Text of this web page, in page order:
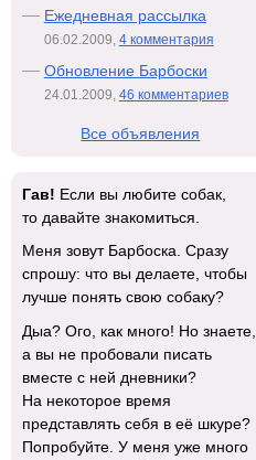
Ежедневная рассылка
06.02.2009, 4 комментария
Обновление Барбоски
24.01.2009, 46 комментариев
Все объявления
Гав! Если вы любите собак,
то давайте знакомиться.
Меня зовут Барбоска. Сразу
спрошу: что вы делаете, чтобы
лучше понять свою собаку?
Дыа? Ого, как много! Но знаете,
а вы не пробовали писать
вместе с ней дневники?
На некоторое время
представлять себя в её шкуре?
Попробуйте. У меня уже много